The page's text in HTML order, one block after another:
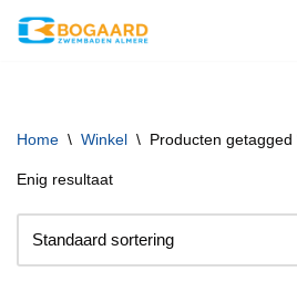
inhoud
Home \ Winkel \ Producten getagged
Enig resultaat